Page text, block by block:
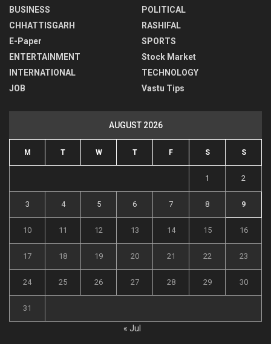
BUSINESS
CHHATTISGARH
E-Paper
ENTERTAINMENT
INTERNATIONAL
JOB
POLITICAL
RASHIFAL
SPORTS
Stock Market
TECHNOLOGY
Vastu Tips
AUGUST 2026
M T W T F S S
1 2
3 4 5 6 7 8 9
10 11 12 13 14 15 16
17 18 19 20 21 22 23
24 25 26 27 28 29 30
31
« Jul